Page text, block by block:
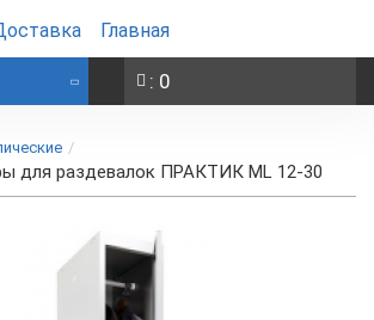
Главная
: 0
для раздевалок ПРАКТИК ML 12-30